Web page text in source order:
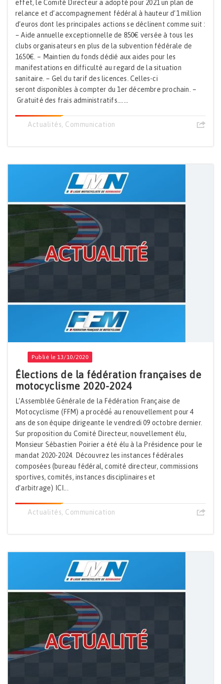
effet, le Comité Directeur a adopté pour 2021 un plan de
relance et d’accompagnement fédéral à hauteur d’1 million
d’euros dont les principales actions se déclinent comme suit :
– Aide annuelle exceptionnelle de 850€ versée à tous les
clubs organisateurs en plus de la subvention fédérale de
1650€. – Maintien du fonds dédié aux aides pour les
manifestations en difficulté au regard de la situation
sanitaire. – Gel du tarif des licences. Celles-ci
seront disponibles à compter du 1er décembre prochain. –
Gratuité des frais administratifs.......
Actualités Communication
Publié le 13/10/2020
Élections de la fédération françaises de
motocyclisme 2020-2024
L’Assemblée Générale de la Fédération Française de
Motocyclisme (FFM) a procédé́ au renouvellement pour 4
ans de son équipe dirigeante le vendredi 09 octobre dernier.
Sur proposition du Comité Directeur, nouvellement élu,
Monsieur Sébastien Poirier a été élu à la Présidence pour le
mandat 2020-2024. Découvrez les instances fédérales
composées (bureau fédéral, comité directeur, commissions
sportives, comités, instances disciplinaires et
d’arbitrage) ICI...
Actualités Communication